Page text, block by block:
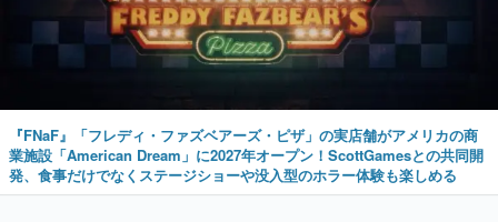
『FNaF』「フレディ・ファズベアーズ・ピザ」の実店舗がアメリカの商
業施設「American Dream」に2027年オープン！ScottGamesとの共同開
発、食事だけでなくステージショーや没入型のホラー体験も楽しめる